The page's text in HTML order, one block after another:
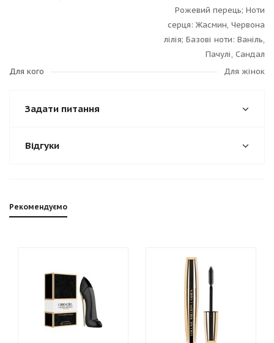
Рожевий перець; Ноти
серця: Жасмин, Червона
лілія; Базові ноти: Ваніль,
Пачулі, Сандал
Для кого
Для жінок
Задати питання
Відгуки
Рекомендуємо